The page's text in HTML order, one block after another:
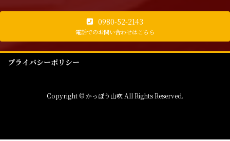
0980-52-2143
電話でのお問い合わせはこちら
プライバシーポリシー
Copyright © かっぽう山吹 All Rights Reserved.